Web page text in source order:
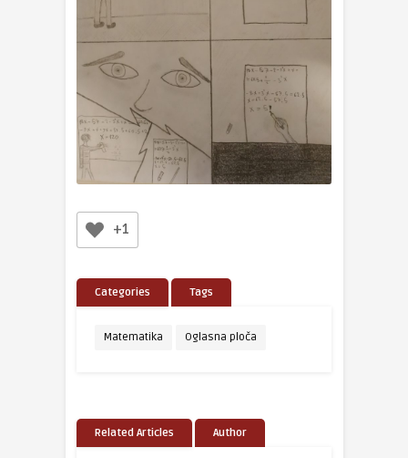
+1
Categories Tags
Matematika Oglasna ploča
Related Articles Author